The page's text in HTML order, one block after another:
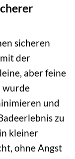
sicheren
der
aber feine
wurde
und
zu
kleiner
ohne Angst